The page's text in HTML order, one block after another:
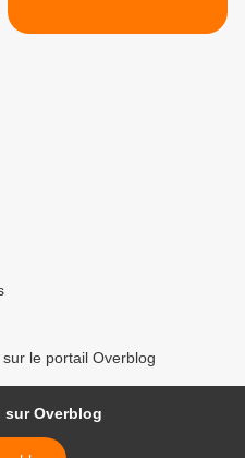
le portail Overblog
sur Overblog